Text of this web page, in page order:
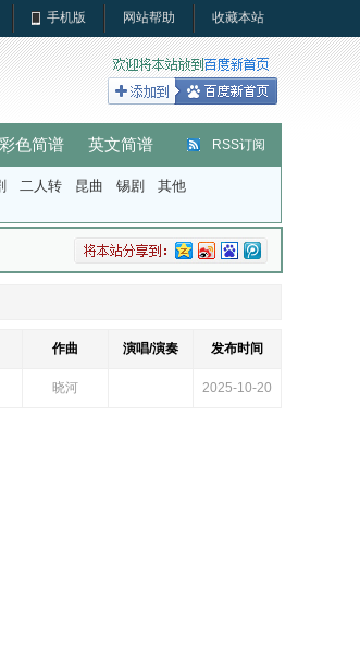
手机版 网站帮助 收藏本站
彩色简谱 英文简谱 RSS订阅
二人转 昆曲 锡剧 其他
作曲 演唱/演奏 发布时间
晓河 2025-10-20